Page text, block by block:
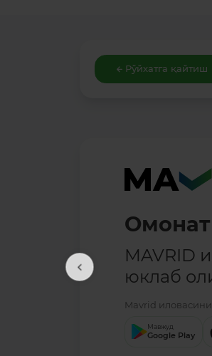
Рўйхатга қайтиш
MAVRID
юклаб
Mavrid
Мавжуд
Google Play